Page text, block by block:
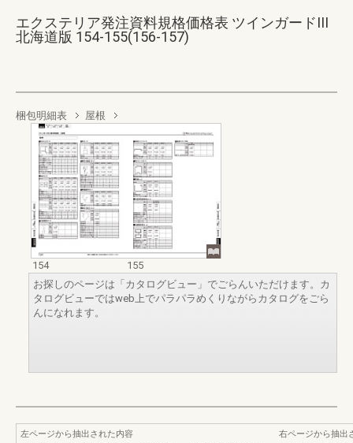
エクステリア発注資料規格価格表 ツインガードIII
北海道版 154-155(156-157)
梱包明細表 屋根
154
155
お探しのページは「カタログビュー」でごらんいただけます。カ
タログビューではweb上でパラパラめくりながらカタログをごら
んになれます。
左ページから抽出された内容
右ページから抽出